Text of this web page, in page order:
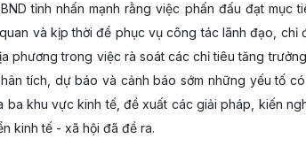
tỉnh nhấn mạnh rằng việc phấn đấu đạt
và kịp thời để phục vụ công tác lãnh đạo, chỉ
phương trong việc rà soát các chỉ tiêu tăng
tích, dự báo và cảnh báo sớm những yếu tố
khu vực kinh tế, đề xuất các giải pháp, kiến
kinh tế - xã hội đã đề ra.